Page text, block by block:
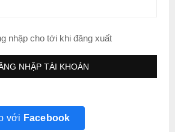
nhập cho tới khi đăng xuất
với Facebook